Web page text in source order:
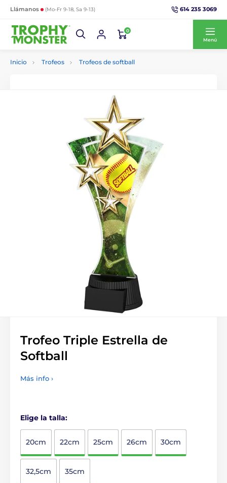
Llámanos (Mo-Fr 9-18, Sa 9-13) 614 235 3069
0
Menú
Inicio Trofeos Trofeos de softball
Trofeo Triple Estrella de
Softball
Más info ›
Elige la talla:
20cm 22cm 25cm 26cm 30cm
32,5cm 35cm